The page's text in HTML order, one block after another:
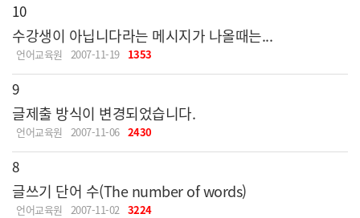
10
수강생이 아닙니다라는 메시지가 나올때는...
언어교육원 2007-11-19 1353
9
글제출 방식이 변경되었습니다.
언어교육원 2007-11-06 2430
8
글쓰기 단어 수(The number of words)
언어교육원 2007-11-02 3224